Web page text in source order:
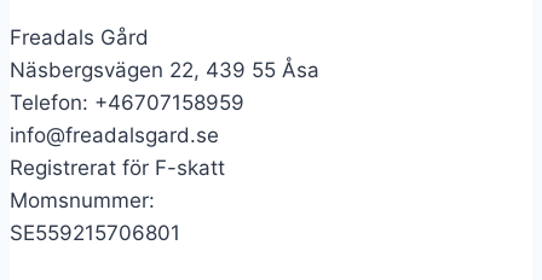
Freadals Gård
Näsbergsvägen 22, 439 55 Åsa
Telefon: +46707158959
info@freadalsgard.se
Registrerat för F-skatt
Momsnummer:
SE559215706801